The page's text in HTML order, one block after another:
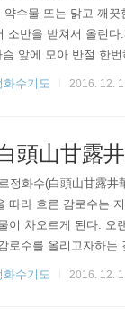
수물 또는 맑고 깨
소반을 받쳐서 올린
앞에 모아 반절 한
순정한 마음이 되도
화수기도 2016. 12.
頭山甘露
정화수(白頭山甘露
따라 흐른 감로수는
이 차오르게 된다.
로수를 올리고자하
수白頭山甘露井華水
화수기도 2016. 12.